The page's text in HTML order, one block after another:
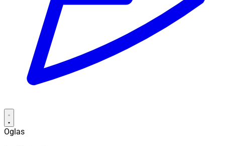
Oglas